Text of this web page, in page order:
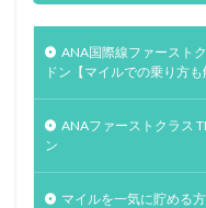
ANA国際線ファースト
ドン【マイルでの乗り方も
ANAファーストクラス
ン
マイルを一気に貯める